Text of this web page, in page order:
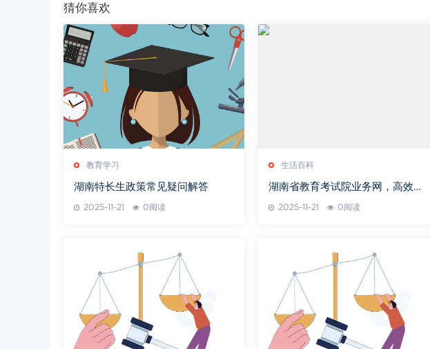
猜你喜欢
教育学习
湖南特长生政策常见疑问解答
2025-11-21 0阅读
生活百科
湖南省教育考试院业务网，高效服
务考生与家长-功能解析与使用指南
2025-11-21 0阅读